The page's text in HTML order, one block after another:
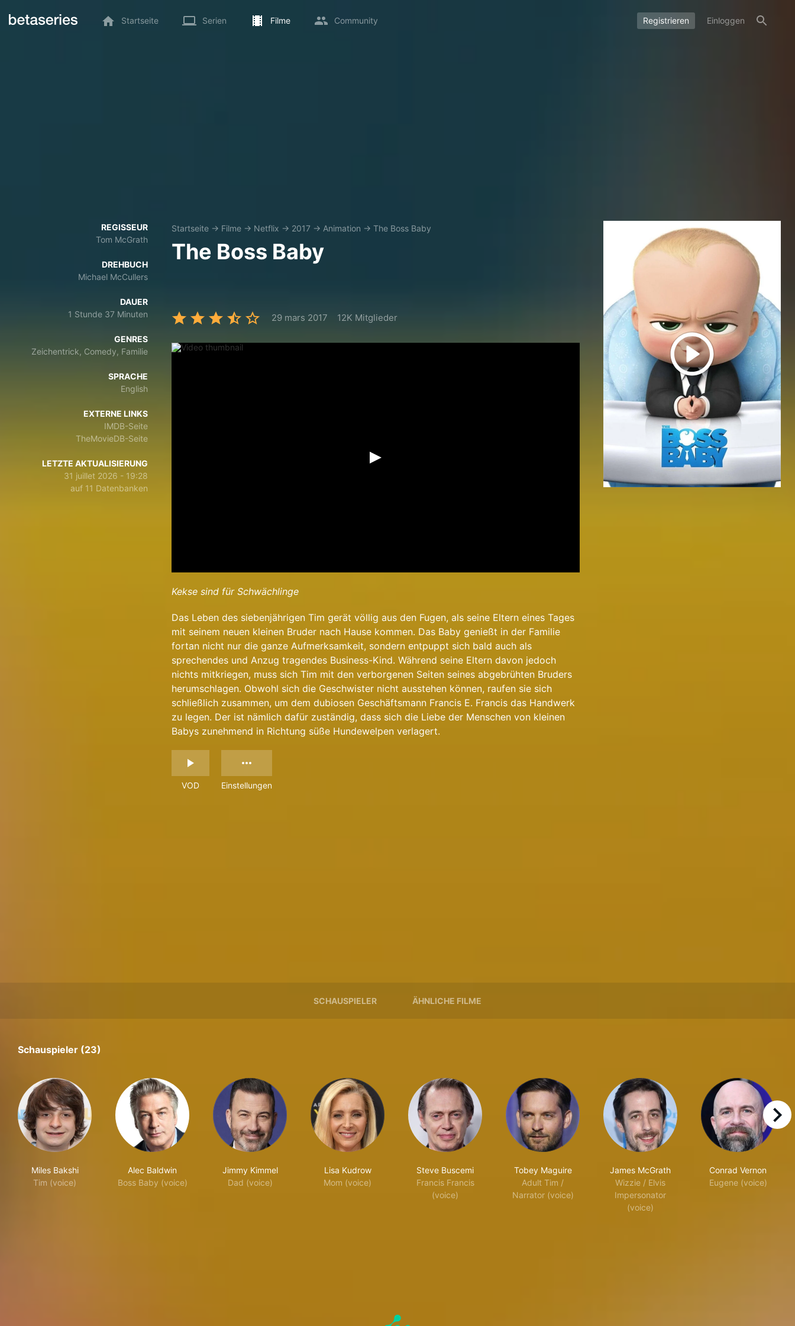
Startseite Serien Filme Community Registrieren Einloggen
REGISSEUR
Tom McGrath
DREHBUCH
Michael McCullers
DAUER
1 Stunde 37 Minuten
GENRES
Zeichentrick, Comedy, Familie
SPRACHE
English
EXTERNE LINKS
IMDB-Seite
TheMovieDB-Seite
LETZTE AKTUALISIERUNG
31 juillet 2026 - 19:28
auf 11 Datenbanken
Startseite → Filme → Netflix → 2017 → Animation → The Boss Baby
The Boss Baby
29 mars 2017 12K Mitglieder
Kekse sind für Schwächlinge
Das Leben des siebenjährigen Tim gerät völlig aus den Fugen, als seine Eltern eines Tages
mit seinem neuen kleinen Bruder nach Hause kommen. Das Baby genießt in der Familie
fortan nicht nur die ganze Aufmerksamkeit, sondern entpuppt sich bald auch als
sprechendes und Anzug tragendes Business-Kind. Während seine Eltern davon jedoch
nichts mitkriegen, muss sich Tim mit den verborgenen Seiten seines abgebrühten Bruders
herumschlagen. Obwohl sich die Geschwister nicht ausstehen können, raufen sie sich
schließlich zusammen, um dem dubiosen Geschäftsmann Francis E. Francis das Handwerk
zu legen. Der ist nämlich dafür zuständig, dass sich die Liebe der Menschen von kleinen
Babys zunehmend in Richtung süße Hundewelpen verlagert.
VOD Einstellungen
SCHAUSPIELER ÄHNLICHE FILME
Schauspieler (23)
Miles Bakshi
Tim (voice)
Alec Baldwin
Boss Baby (voice)
Jimmy Kimmel
Dad (voice)
Lisa Kudrow
Mom (voice)
Steve Buscemi
Francis Francis
(voice)
Tobey Maguire
Adult Tim /
Narrator (voice)
James McGrath
Wizzie / Elvis
Impersonator
(voice)
Conrad Vernon
Eugene (voice)
right